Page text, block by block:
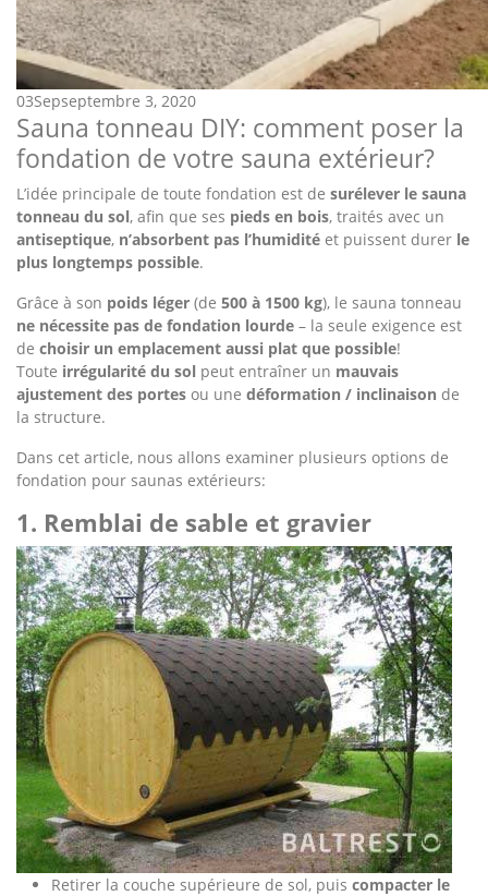
03Sepseptembre 3, 2020
Sauna tonneau DIY: comment poser la
fondation de votre sauna extérieur?
L’idée principale de toute fondation est de surélever le sauna
tonneau du sol, afin que ses pieds en bois, traités avec un
antiseptique, n’absorbent pas l’humidité et puissent durer le
plus longtemps possible.
Grâce à son poids léger (de 500 à 1500 kg), le sauna tonneau
ne nécessite pas de fondation lourde – la seule exigence est
de choisir un emplacement aussi plat que possible!
Toute irrégularité du sol peut entraîner un mauvais
ajustement des portes ou une déformation / inclinaison de
la structure.
Dans cet article, nous allons examiner plusieurs options de
fondation pour saunas extérieurs:
1. Remblai de sable et gravier
Retirer la couche supérieure de sol, puis compacter le